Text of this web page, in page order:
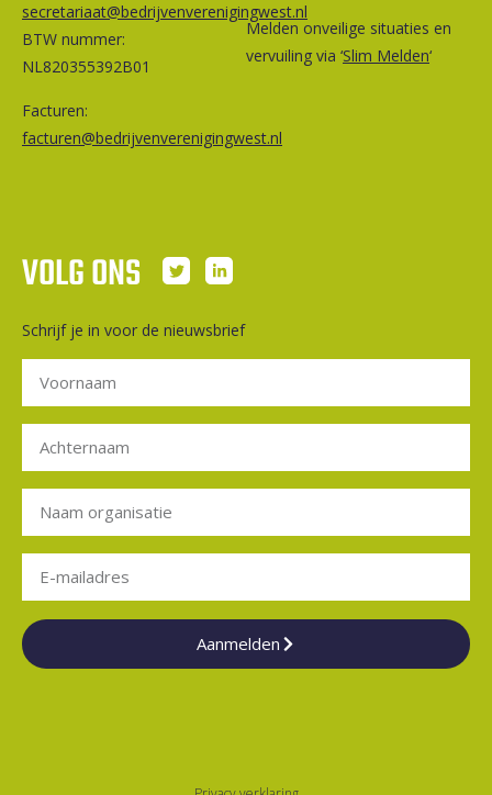
secretariaat@bedrijvenverenigingwest.nl
BTW nummer:
NL820355392B01
Facturen:
facturen@bedrijvenverenigingwest.nl
Melden onveilige situaties en
vervuiling via ‘Slim Melden‘
VOLG ONS
Schrijf je in voor de nieuwsbrief
Aanmelden